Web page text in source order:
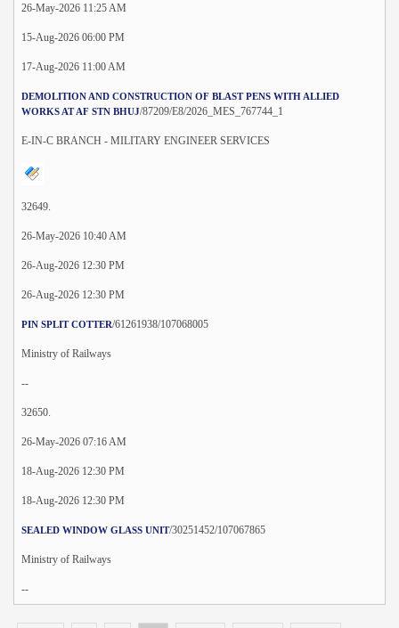
26-May-2026 11:25 AM
15-Aug-2026 06:00 PM
17-Aug-2026 11:00 AM
DEMOLITION AND CONSTRUCTION OF BLAST PENS WITH ALLIED
WORKS AT AF STN BHUJ/87209/E8/2026_MES_767744_1
E-IN-C BRANCH - MILITARY ENGINEER SERVICES
32649.
26-May-2026 10:40 AM
26-Aug-2026 12:30 PM
26-Aug-2026 12:30 PM
PIN SPLIT COTTER/61261938/107068005
Ministry of Railways
--
32650.
26-May-2026 07:16 AM
18-Aug-2026 12:30 PM
18-Aug-2026 12:30 PM
SEALED WINDOW GLASS UNIT/30251452/107067865
Ministry of Railways
--